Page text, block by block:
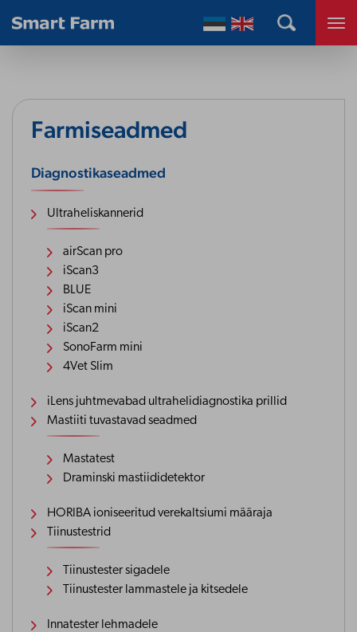
Farmiseadmed
Diagnostikaseadmed
Ultraheliskannerid
airScan pro
iScan3
BLUE
iScan mini
iScan2
SonoFarm mini
4Vet Slim
iLens juhtmevabad ultrahelidiagnostika prillid
Mastiiti tuvastavad seadmed
Mastatest
Draminski mastiididetektor
HORIBA ioniseeritud verekaltsiumi määraja
Tiinustestrid
Tiinustester sigadele
Tiinustester lammastele ja kitsedele
Innatester lehmadele